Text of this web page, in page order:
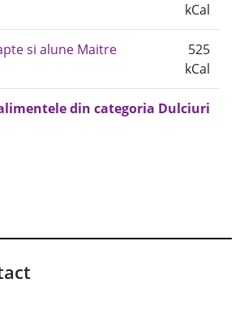
kCal
si alune Maitre
525
kCal
din categoria Dulciuri